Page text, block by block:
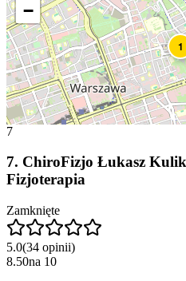
1
−
7
7. ChiroFizjo Łukasz
Fizjoterapia
Zamknięte
5.0(34 opinii)
8.50na 10